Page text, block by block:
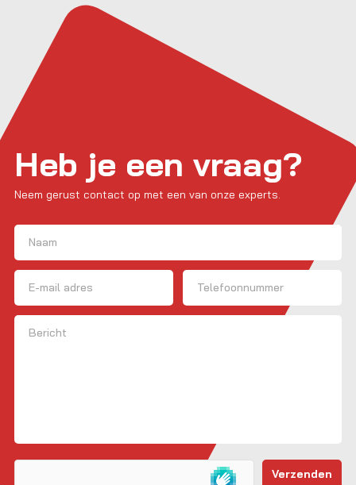
Heb je een vraag?
Neem gerust contact op met een van onze experts.
Naam
Voornaam
E-mailadres Telefoon
Bericht